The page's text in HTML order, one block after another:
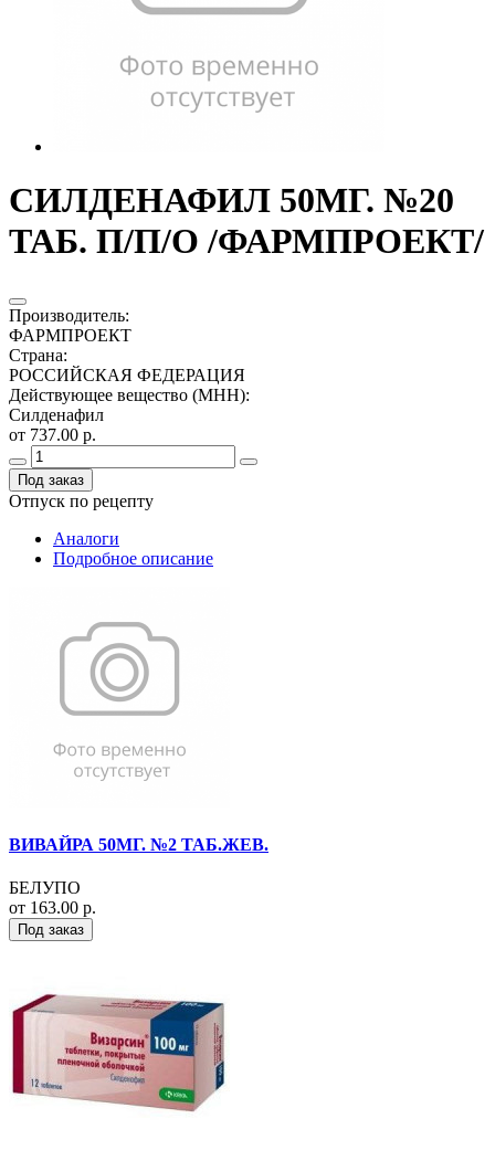
СИЛДЕНАФИЛ 50МГ. №20
ТАБ. П/П/О /ФАРМПРОЕКТ/
Производитель:
ФАРМПРОЕКТ
Страна:
РОССИЙСКАЯ ФЕДЕРАЦИЯ
Действующее вещество (МНН):
Силденафил
от 737.00 р.
Под заказ
Отпуск по рецепту
Аналоги
Подробное описание
ВИВАЙРА 50МГ. №2 ТАБ.ЖЕВ.
БЕЛУПО
от 163.00 р.
Под заказ